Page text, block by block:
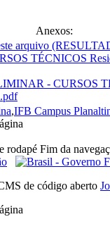
Anexos:
- CURSOS
,IFB Campus
rodapé Fim da
de código aberto